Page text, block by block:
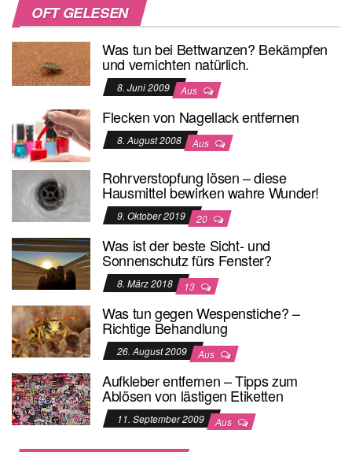
OFT GELESEN
Was tun bei Bettwanzen? Bekämpfen
und vernichten natürlich.
8. Juni 2009 Aus
Flecken von Nagellack entfernen
8. August 2008 Aus
Rohrverstopfung lösen – diese
Hausmittel bewirken wahre Wunder!
9. Oktober 2019 20
Was ist der beste Sicht- und
Sonnenschutz fürs Fenster?
8. März 2018 13
Was tun gegen Wespenstiche? –
Richtige Behandlung
26. August 2009 Aus
Aufkleber entfernen – Tipps zum
Ablösen von lästigen Etiketten
11. September 2009 Aus